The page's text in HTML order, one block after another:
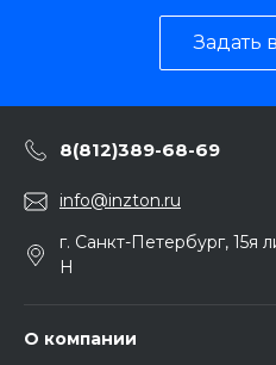
Задать
8(812)389-68-69
info@inzton.ru
г. Санкт-Петербург, 15я
Н
О компании